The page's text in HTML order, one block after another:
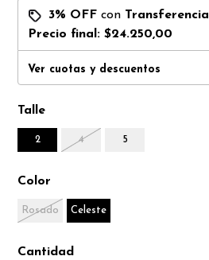
3% OFF con Transferencia
Precio final:$24.250,00
Ver cuotas y descuentos
Talle
2 4 5
Color
Rosado Celeste
Cantidad